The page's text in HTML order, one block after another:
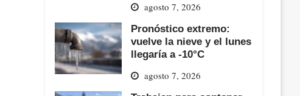
agosto 7, 2026
Pronóstico extremo:
vuelve la nieve y el lunes
llegaría a -10°C
agosto 7, 2026